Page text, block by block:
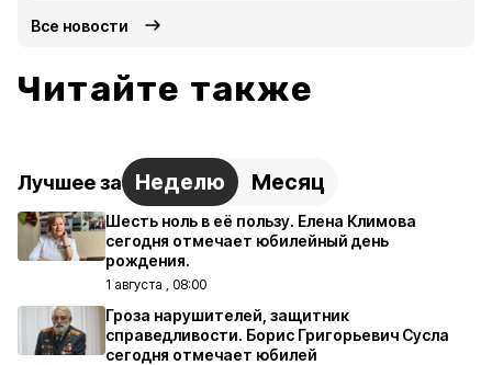
Все новости
Читайте также
Лучшее за Неделю Месяц
Шесть ноль в её пользу. Елена Климова
сегодня отмечает юбилейный день
рождения.
1 августа , 08:00
Гроза нарушителей, защитник
справедливости. Борис Григорьевич Сусла
сегодня отмечает юбилей